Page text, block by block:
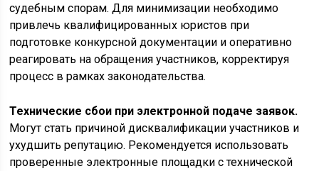
судебным спорам. Для минимизации необходимо
привлечь квалифицированных юристов при
подготовке конкурсной документации и оперативно
реагировать на обращения участников, корректируя
процесс в рамках законодательства.
Технические сбои при электронной подаче заявок.
Могут стать причиной дисквалификации участников и
ухудшить репутацию. Рекомендуется использовать
проверенные электронные площадки с технической